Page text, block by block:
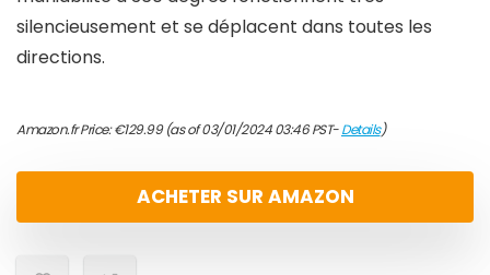
silencieusement et se déplacent dans toutes les
directions.
Amazon.fr Price:€129.99(as of 03/01/2024 03:46 PST-Details)
ACHETER SUR AMAZON